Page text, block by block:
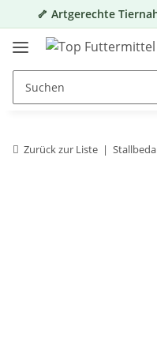
🦴 Artgerechte
Zurück zur Liste